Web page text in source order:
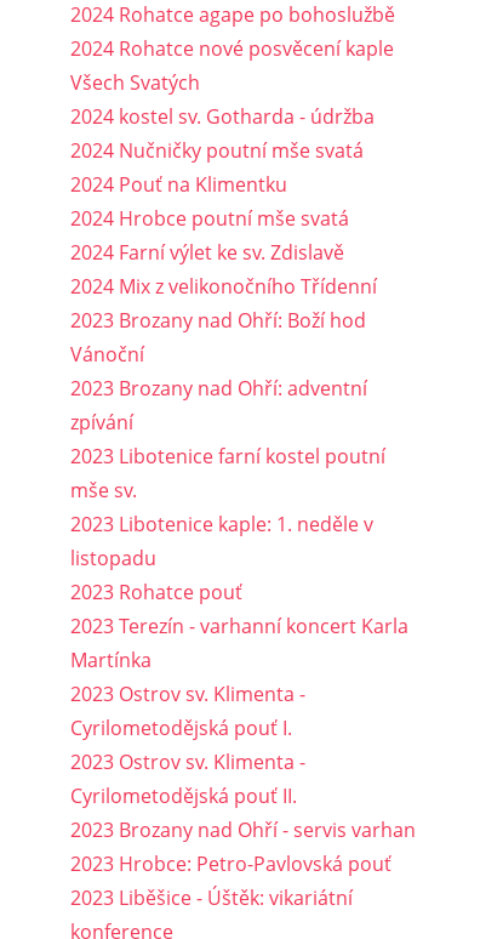
2024 Rohatce agape po bohoslužbě
2024 Rohatce nové posvěcení kaple
Všech Svatých
2024 kostel sv. Gotharda - údržba
2024 Nučničky poutní mše svatá
2024 Pouť na Klimentku
2024 Hrobce poutní mše svatá
2024 Farní výlet ke sv. Zdislavě
2024 Mix z velikonočního Třídenní
2023 Brozany nad Ohří: Boží hod
Vánoční
2023 Brozany nad Ohří: adventní
zpívání
2023 Libotenice farní kostel poutní
mše sv.
2023 Libotenice kaple: 1. neděle v
listopadu
2023 Rohatce pouť
2023 Terezín - varhanní koncert Karla
Martínka
2023 Ostrov sv. Klimenta -
Cyrilometodějská pouť I.
2023 Ostrov sv. Klimenta -
Cyrilometodějská pouť II.
2023 Brozany nad Ohří - servis varhan
2023 Hrobce: Petro-Pavlovská pouť
2023 Liběšice - Úštěk: vikariátní
konference